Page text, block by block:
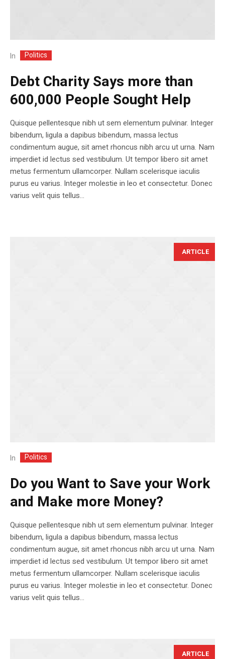
In Politics
Debt Charity Says more than
600,000 People Sought Help
Quisque pellentesque nibh ut sem elementum pulvinar. Integer
bibendum, ligula a dapibus bibendum, massa lectus
condimentum augue, sit amet rhoncus nibh arcu ut urna. Nam
imperdiet id lectus sed vestibulum. Ut tempor libero sit amet
metus fermentum ullamcorper. Nullam scelerisque iaculis
purus eu varius. Integer molestie in leo et consectetur. Donec
varius velit quis tellus...
ARTICLE
In Politics
Do you Want to Save your Work
and Make more Money?
Quisque pellentesque nibh ut sem elementum pulvinar. Integer
bibendum, ligula a dapibus bibendum, massa lectus
condimentum augue, sit amet rhoncus nibh arcu ut urna. Nam
imperdiet id lectus sed vestibulum. Ut tempor libero sit amet
metus fermentum ullamcorper. Nullam scelerisque iaculis
purus eu varius. Integer molestie in leo et consectetur. Donec
varius velit quis tellus...
ARTICLE